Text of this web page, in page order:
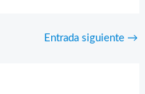
Entrada siguiente →